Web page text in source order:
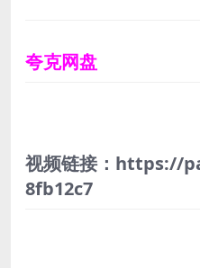
夸克网盘
视频链接：https://
8fb12c7